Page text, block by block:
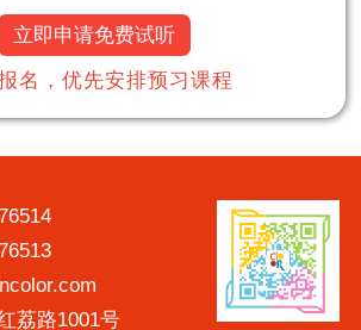
立即申请免费试听
名，优先安排预习课程
荔路1001号